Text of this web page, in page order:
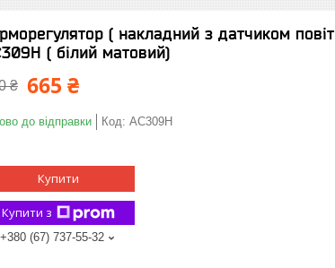
( накладний з датчиком
( білий матовий)
₴ 665 ₴
до відправки Код: AC309H
Купити
Купити з
+380 (67) 737-55-32